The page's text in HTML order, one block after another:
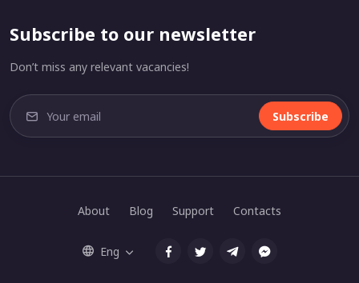
Subscribe to our newsletter
Don’t miss any relevant vacancies!
Subscribe
About Blog Support Contacts
Eng